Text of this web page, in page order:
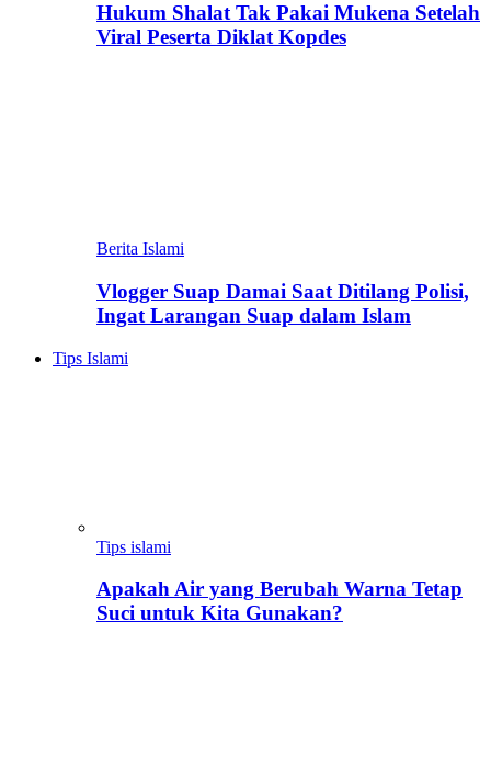
Hukum Shalat Tak Pakai Mukena Setelah
Viral Peserta Diklat Kopdes
Berita Islami
Vlogger Suap Damai Saat Ditilang Polisi,
Ingat Larangan Suap dalam Islam
Tips Islami
Tips islami
Apakah Air yang Berubah Warna Tetap
Suci untuk Kita Gunakan?